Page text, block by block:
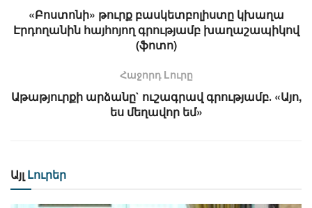
«Բոստոնի» թուրք բասկետբոլիստը կխաղա
Էրդողանին հայհոյող գրությամբ խաղաշապիկով
(ֆոտո)
Հաջորդ Lուրը
Աթաթյուրքի արձանը` ուշագրավ գրությամբ․ «Այո,
ես մեղավոր եմ»
Այլ Լուրեր